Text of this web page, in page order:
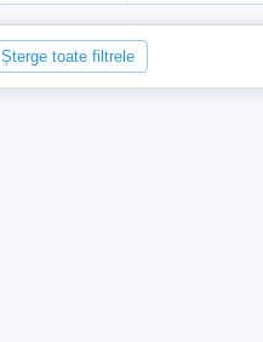
Șterge toate filtrele